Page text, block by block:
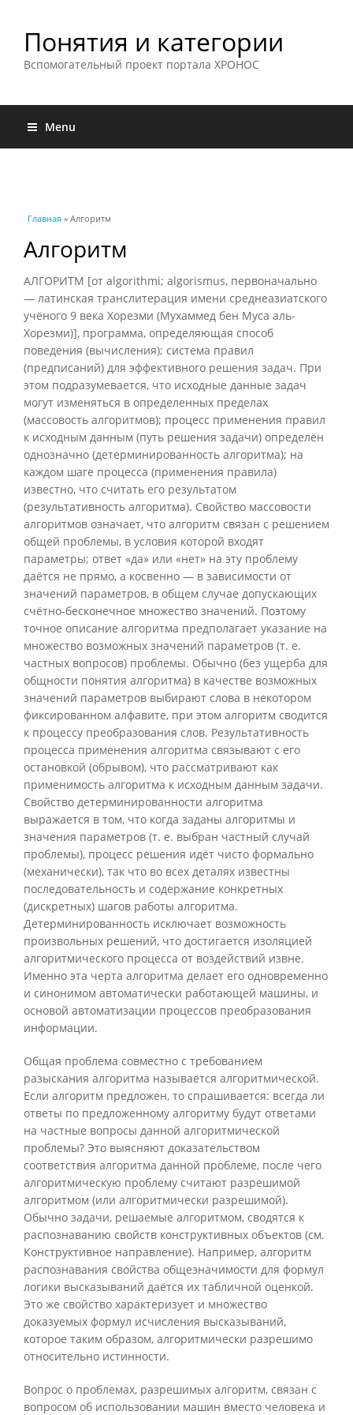
Понятия и категории
Вспомогательный проект портала ХРОНОС
Menu
Вы здесь
Главная » Алгоритм
Алгоритм
АЛГОРИТМ [от algorithmi; algorismus, первоначально
— латинская транслитерация имени среднеазиатского
учёного 9 века Хорезми (Мухаммед бен Муса аль-
Хорезми)], программа, определяющая способ
поведения (вычисления); система правил
(предписаний) для эффективного решения задач. При
этом подразумевается, что исходные данные задач
могут изменяться в определенных пределах
(массовость алгоритмов); процесс применения правил
к исходным данным (путь решения задачи) определён
однозначно (детерминированность алгоритма); на
каждом шаге процесса (применения правила)
известно, что считать его результатом
(результативность алгоритма). Свойство массовости
алгоритмов означает, что алгоритм связан с решением
общей проблемы, в условия которой входят
параметры; ответ «да» или «нет» на эту проблему
даётся не прямо, а косвенно — в зависимости от
значений параметров, в общем случае допускающих
счётно-бесконечное множество значений. Поэтому
точное описание алгоритма предполагает указание на
множество возможных значений параметров (т. е.
частных вопросов) проблемы. Обычно (без ущерба для
общности понятия алгоритма) в качестве возможных
значений параметров выбирают слова в некотором
фиксированном алфавите, при этом алгоритм сводится
к процессу преобразования слов. Результативность
процесса применения алгоритма связывают с его
остановкой (обрывом), что рассматривают как
применимость алгоритма к исходным данным задачи.
Свойство детерминированности алгоритма
выражается в том, что когда заданы алгоритмы и
значения параметров (т. е. выбран частный случай
проблемы), процесс решения идёт чисто формально
(механически), так что во всех деталях известны
последовательность и содержание конкретных
(дискретных) шагов работы алгоритма.
Детерминированность исключает возможность
произвольных решений, что достигается изоляцией
алгоритмического процесса от воздействий извне.
Именно эта черта алгоритма делает его одновременно
и синонимом автоматически работающей машины, и
основой автоматизации процессов преобразования
информации.
Общая проблема совместно с требованием
разыскания алгоритма называется алгоритмической.
Если алгоритм предложен, то спрашивается: всегда ли
ответы по предложенному алгоритму будут ответами
на частные вопросы данной алгоритмической
проблемы? Это выясняют доказательством
соответствия алгоритма данной проблеме, после чего
алгоритмическую проблему считают разрешимой
алгоритмом (или алгоритмически разрешимой).
Обычно задачи, решаемые алгоритмом, сводятся к
распознаванию свойств конструктивных объектов (см.
Конструктивное направление). Например, алгоритм
распознавания свойства общезначимости для формул
логики высказываний даётся их табличной оценкой.
Это же свойство характеризует и множество
доказуемых формул исчисления высказываний,
которое таким образом, алгоритмически разрешимо
относительно истинности.
Вопрос о проблемах, разрешимых алгоритм, связан с
вопросом об использовании машин вместо человека и